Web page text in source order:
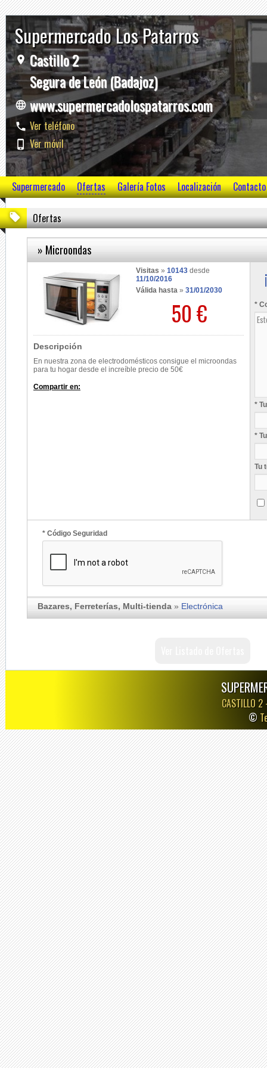
Supermercado Los Patarros
Castillo 2
Segura de León (Badajoz)
www.supermercadolospatarros.com
Ver teléfono
Ver móvil
Supermercado Ofertas Galería Fotos Localización
Ofertas
» Microondas
Visitas » 10143 desde
11/10/2016
Válida hasta » 31/01/2030
50 €
Descripción
En nuestra zona de electrodomésticos consigue el microondas
para tu hogar desde el increíble precio de 50€
Compartir en:
*
*
*
Tu
* Código Seguridad
Bazares, Ferreterías, Multi-tienda » Electrónica
CASTILLO
©